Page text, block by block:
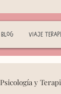
Blog Viaje
Psicología y